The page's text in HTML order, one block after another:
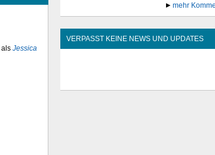
als Jessica
mehr
VERPASST KEINE NEWS UND UPDATES